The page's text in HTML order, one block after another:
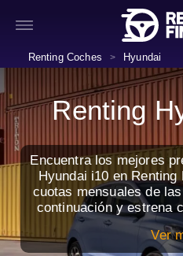
Renting Coches > Hyundai
Renting
Encuentra los mejores
Hyundai i10 en
cuotas mensuales de
continuación y estrena
los servicios
Ver